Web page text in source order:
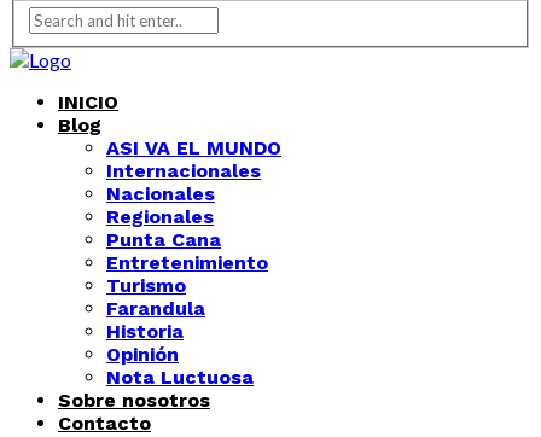
INICIO
Blog
ASI VA EL MUNDO
Internacionales
Nacionales
Regionales
Punta Cana
Entretenimiento
Turismo
Farandula
Historia
Opinión
Nota Luctuosa
Sobre nosotros
Contacto